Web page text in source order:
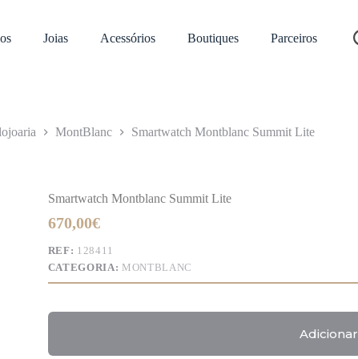
Joias Acessórios Boutiques Parceiros
MontBlanc Smartwatch Montblanc Summit Lite
Smartwatch Montblanc Summit Lite
670,00€
REF: 128411
CATEGORIA: MONTBLANC
Adicionar